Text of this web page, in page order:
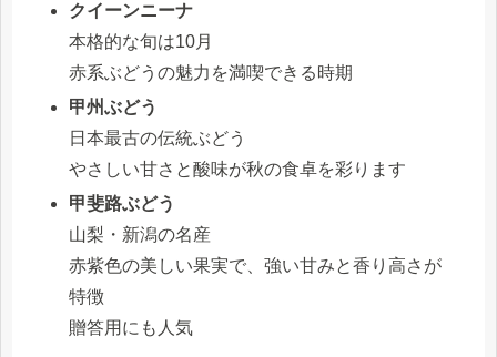
クイーンニーナ
本格的な旬は10月
赤系ぶどうの魅力を満喫できる時期
甲州ぶどう
日本最古の伝統ぶどう
やさしい甘さと酸味が秋の食卓を彩ります
甲斐路ぶどう
山梨・新潟の名産
赤紫色の美しい果実で、強い甘みと香り高さが
特徴
贈答用にも人気